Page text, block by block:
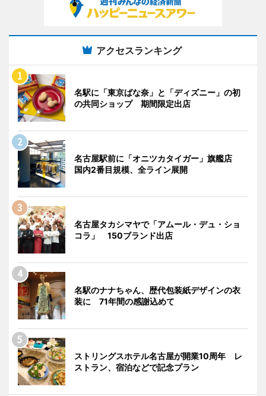
アクセスランキング
名駅に「東京ばな奈」と「ディズニー」の初
の共同ショップ 期間限定出店
名古屋駅前に「オニツカタイガー」旗艦店
国内2番目規模、全ライン展開
名古屋タカシマヤで「アムール・デュ・ショ
コラ」 150ブランド出店
名駅のナナちゃん、歴代包装紙デザインの衣
装に 71年間の感謝込めて
ストリングスホテル名古屋が開業10周年 レ
ストラン、宿泊などで記念プラン